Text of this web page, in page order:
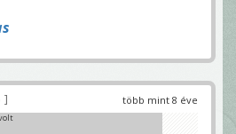
több mint 8 éve